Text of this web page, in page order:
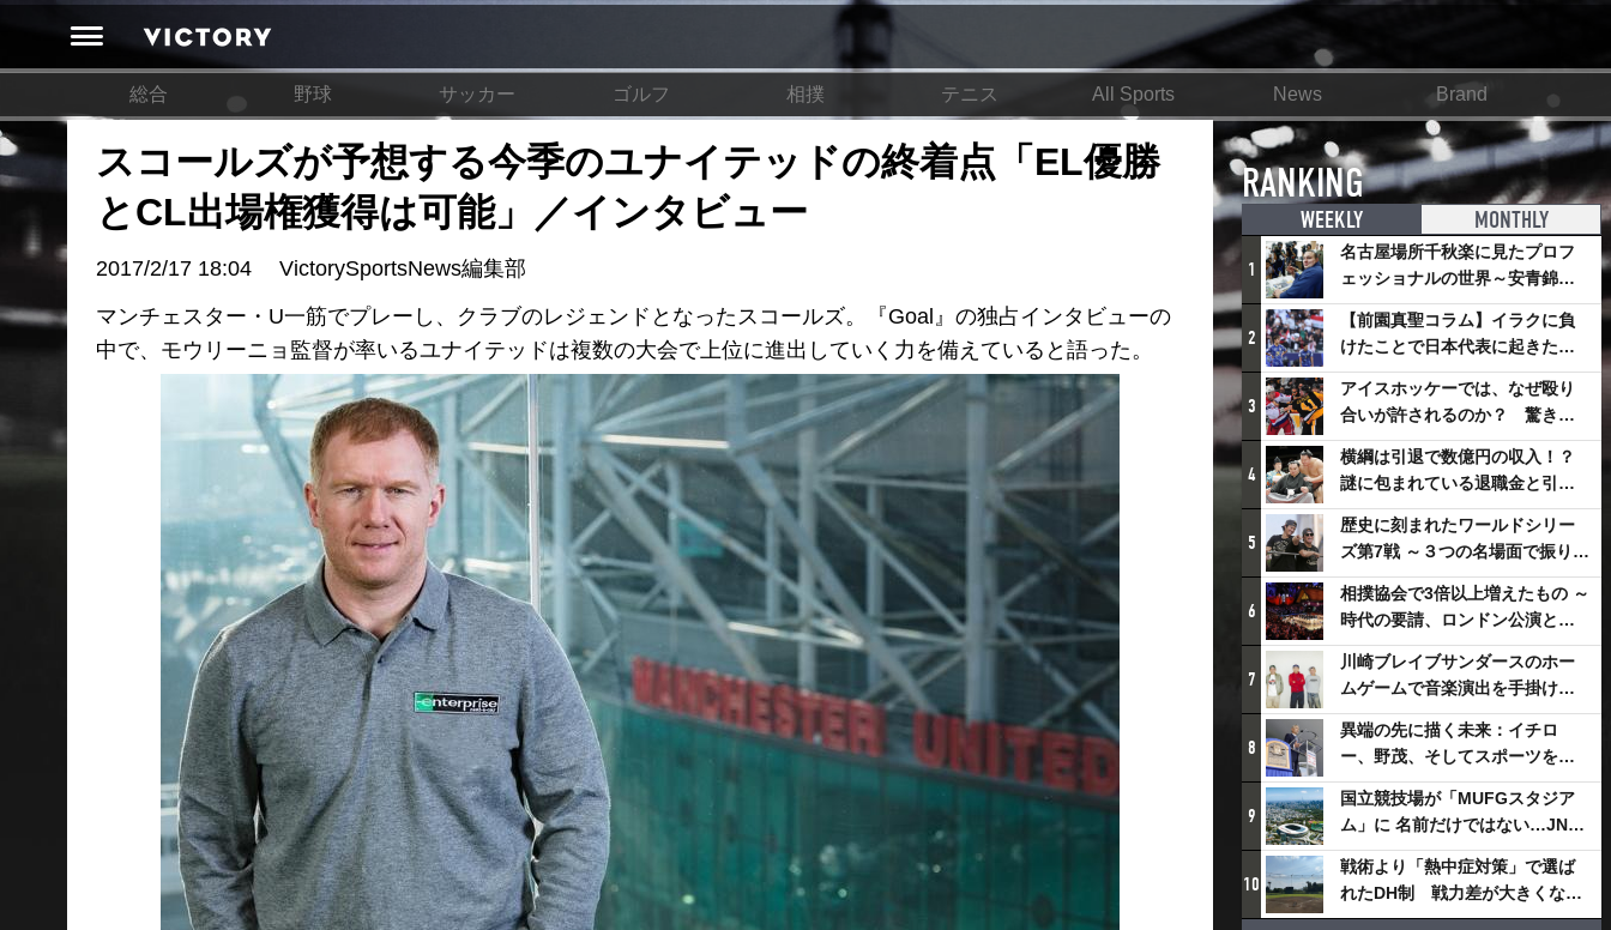
総合 野球 サッカー ゴルフ 相撲 テニス All Sports News Brand
スコールズが予想する今季のユナイテッドの終着点「EL優勝
とCL出場権獲得は可能」／インタビュー
2017/2/17 18:04
VictorySportsNews編集部
マンチェスター・U一筋でプレーし、クラブのレジェンドとなったスコールズ。『Goal』の独占インタビューの
中で、モウリーニョ監督が率いるユナイテッドは複数の大会で上位に進出していく力を備えていると語った。
RANKING
WEEKLY MONTHLY
1
名古屋場所千秋楽に見たプロフ
ェッショナルの世界～安青錦の
優勝を巡るさまざまなドラマ
2
【前園真聖コラム】イラクに負
けたことで日本代表に起きたプ
ラスとは
3
アイスホッケーでは、なぜ殴り
合いが許されるのか？ 驚きの
「ファイティング」ルールにつ
いて
4
横綱は引退で数億円の収入！？
謎に包まれている退職金と引退
相撲興行
5
歴史に刻まれたワールドシリー
ズ第7戦 ～３つの名場面で振り返
る～
6
相撲協会で3倍以上増えたもの ～
時代の要請、ロンドン公演と古
式大相撲
7
川崎ブレイブサンダースのホー
ムゲームで音楽演出を手掛ける
スチャダラパーが川崎新！アリ
ーナシティ・プロジェクトを語
る 「楽しみでしかないでしょ。
川崎は、ずっと成長曲線だか
ら」
8
異端の先に描く未来：イチロ
ー、野茂、そしてスポーツを支
える科学界の挑戦
9
国立競技場が「MUFGスタジア
ム」に 名前だけではない…JNSE
とMUFGが“共創”し描く地域活
性化・社会価値創造の近未来図
とは
10
戦術より「熱中症対策」で選ば
れたDH制 戦力差が大きくなる
懸念も